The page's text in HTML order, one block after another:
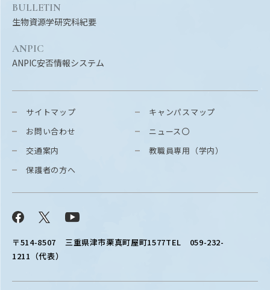
〒514-8507 三重県津市栗真町屋町1577TEL 059-232-
1211（代表）
サイトマップ
お問い合わせ
交通案内
保護者の方へ
Facebook
キャンパスマップ
ニュース〇
教職員専用（学内）
BULLETIN
生物資源学研究科紀要
ANPIC
ANPIC安否情報システム